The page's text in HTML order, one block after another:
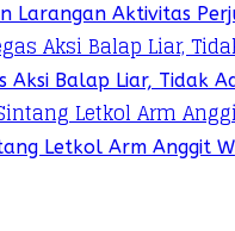
Larangan Aktivitas
Aksi Balap Liar, Tidak
Letkol Arm Anggit